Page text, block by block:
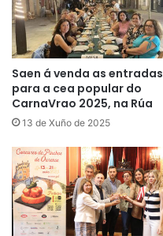
Saen á venda as entradas
para a cea popular do
CarnaVrao 2025, na Rúa
13 de Xuño de 2025